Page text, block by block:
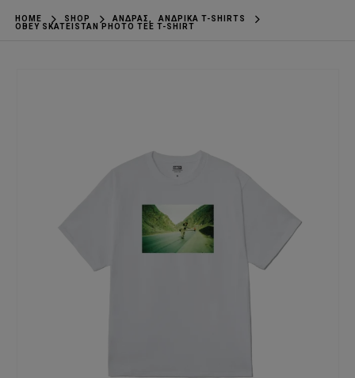
HOME SHOP ΆΝΔΡΑΣ,
ΑΝΔΡΙΚΆ T-SHIRTS
OBEY SKATEISTAN PHOTO TEE T-SHIRT